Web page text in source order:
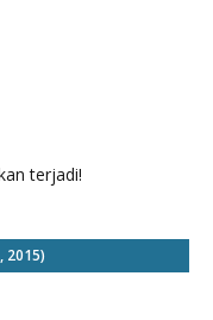
terjadi!
2015)